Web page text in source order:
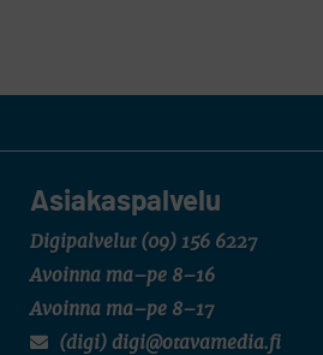
Asiakaspalvelu
Digipalvelut (09) 156 6227
Avoinna ma–pe 8–16
Avoinna ma–pe 8–17
(digi) digi@otavamedia.fi